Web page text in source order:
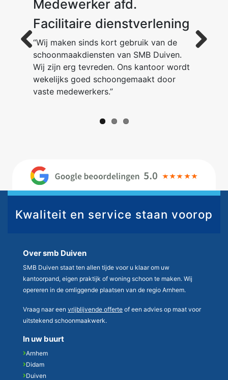
Medewerker afd.
Facilitaire dienstverlening
“Wij maken sinds kort gebruik van de
schoonmaakdiensten van SMB Duiven.
Wij zijn erg tevreden. Ons kantoor wordt
wekelijks goed schoongemaakt door
vaste medewerkers.”
Previous
Kwaliteit en service staan voorop
Over smb Duiven
SMB Duiven staat ten allen tijde voor u klaar om uw
kantoorpand, eigen praktijk of woning schoon te maken. Wij
opereren in de omliggende plaatsen van de regio Arnhem.
Vraag naar een vrijblijvende offerte of een advies op maat voor
uitstekend schoonmaakwerk.
In uw buurt
Arnhem
Didam
Duiven